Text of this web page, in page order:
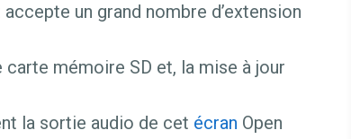
un grand nombre d’extension
mémoire SD et, la mise à jour
la sortie audio de cet écran Open